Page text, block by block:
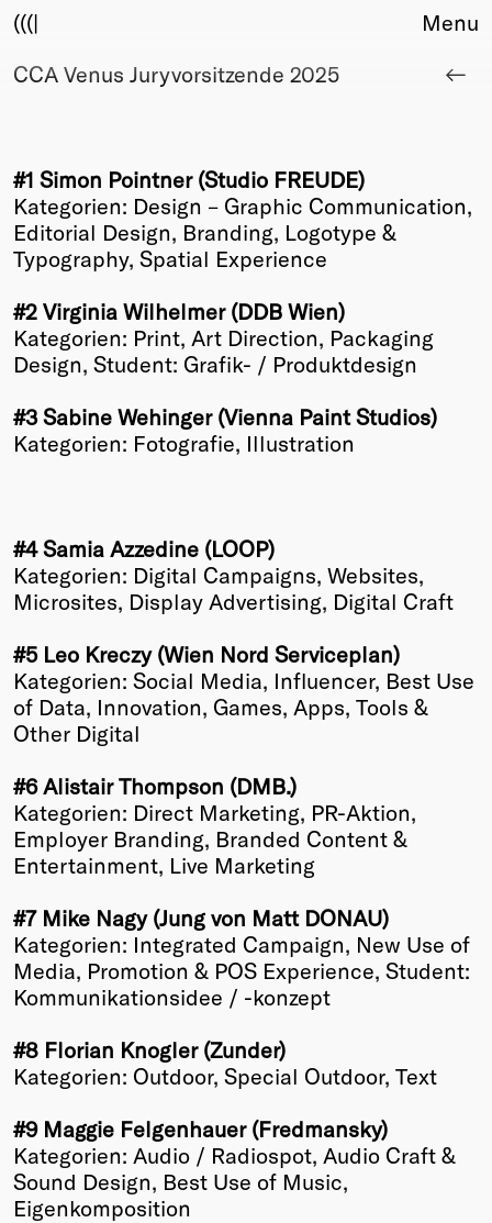
(((|
About
Fair Work
TBD
Events
Past
Membership
Members
Young Creatives
2026
Past
Annual
Menu
CCA Venus Juryvorsitzende 2025
#1 Simon Pointner (Studio FREUDE)
Kategorien: Design – Graphic Communication,
Editorial Design, Branding, Logotype &
Typography, Spatial Experience
#2 Virginia Wilhelmer (DDB Wien)
Kategorien: Print, Art Direction, Packaging
Design, Student: Grafik- / Produktdesign
#3 Sabine Wehinger (Vienna Paint Studios)
Kategorien: Fotografie, Illustration
#4 Samia Azzedine (LOOP)
Kategorien: Digital Campaigns, Websites,
Microsites, Display Advertising, Digital Craft
#5 Leo Kreczy (Wien Nord Serviceplan)
Kategorien: Social Media, Influencer, Best Use
of Data, Innovation, Games, Apps, Tools &
Other Digital
#6 Alistair Thompson (DMB.)
Kategorien: Direct Marketing, PR-Aktion,
Employer Branding, Branded Content &
Entertainment, Live Marketing
#7 Mike Nagy (Jung von Matt DONAU)
Kategorien: Integrated Campaign, New Use of
Media, Promotion & POS Experience, Student:
Kommunikationsidee / -konzept
#8 Florian Knogler (Zunder)
Kategorien: Outdoor, Special Outdoor, Text
#9 Maggie Felgenhauer (Fredmansky)
Kategorien: Audio / Radiospot, Audio Craft &
Sound Design, Best Use of Music,
Eigenkomposition